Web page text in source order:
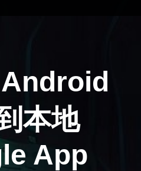
本地
App